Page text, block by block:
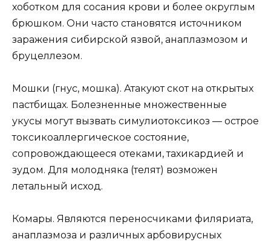
хоботком для сосания крови и более округлым
брюшком. Они часто становятся источником
заражения сибирской язвой, анаплазмозом и
бруцеллезом.
Мошки (гнус, мошкa). Атакуют скот на открытых
пастбищах. Болезненные множественные
укусы могут вызвать симулиотоксикоз — острое
токсикоаллергическое состояние,
сопровождающееся отеками, тахикардией и
зудом. Для молодняка (телят) возможен
летальный исход.
Комары. Являются переносчиками филяриата,
анаплазмоза и различных арбовирусных